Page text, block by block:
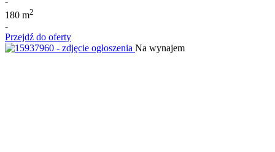
180 m2
-
Przejdź do oferty
Na wynajem